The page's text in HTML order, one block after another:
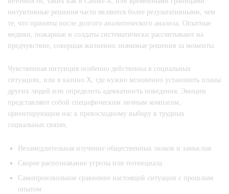
интуитивные решения часто являются более результативными, чем
те, что приняты после долгого аналитического анализа. Опытные
медики, пожарные и солдаты систематически рассчитывают на
предчувствие, совершая жизненно значимые решения за моменты.
Чувственная интуиция особенно действенна в социальных
ситуациях, или в казино Х, где нужно мгновенно установить планы
других людей или определить адекватность поведения. Эмоции
представляют собой специфическим личным компасом,
ориентирующим нас к превосходному выбору в трудных
социальных связях.
Незамедлительная изучение общественных знаков и замыслов
Скорое распознавание угрозы или потенциала
Самопроизвольное сравнение настоящей ситуации с прошлым
опытом